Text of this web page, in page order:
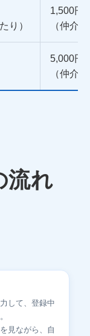
り）
1,500円
（仲介
5,000円
（仲介
流れ
して、登録中
見ながら、自